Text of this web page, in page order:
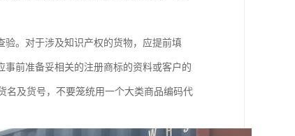
。对于涉及知识产权的货物，应提前填
前准备妥相关的注册商标的资料或客户的
名及货号，不要笼统用一个大类商品编码代